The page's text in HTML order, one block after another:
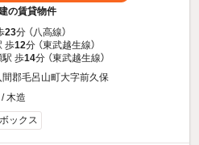
の賃貸物件
23分 （八高線）
歩12分 （東武越生線）
駅 歩14分 （東武越生線）
間郡毛呂山町大字前久保
木造
ックス